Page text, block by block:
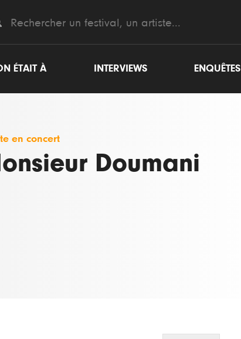
ÉTAIT À INTERVIEWS ENQUÊTES
en concert
Doumani